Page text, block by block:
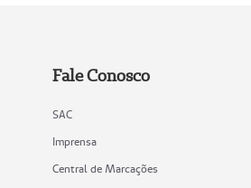
Fale Conosco
SAC
Imprensa
Central de Marcações